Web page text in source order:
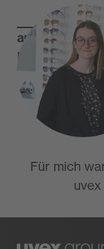
autorin
Paula
Duale
Für mich